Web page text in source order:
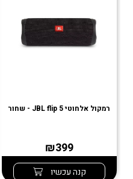
רמקול אלחוטי JBL flip 5 - שחור
₪399
קנה עכשיו